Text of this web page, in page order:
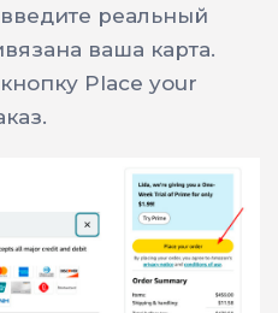
реальный
ваша карта.
Place your